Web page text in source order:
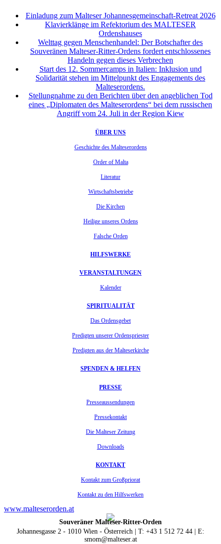
Einladung zum Malteser Johannesgemeinschaft-Retreat 2026
Klavierklänge im Refektorium des MALTESER
Ordenshauses
Welttag gegen Menschenhandel: Der Botschafter des
Souveränen Malteser-Ritter-Ordens fordert entschlossenes
Handeln gegen dieses Verbrechen
Start des 12. Sommercamps in Italien: Inklusion und
Solidarität stehen im Mittelpunkt des Engagements des
Malteserordens.
Stellungnahme zu den Berichten über den angeblichen Tod
eines „Diplomaten des Malteserordens“ bei dem russischen
Angriff vom 24. Juli in der Region Kiew
ÜBER UNS
Geschichte des Malteserordens
Order of Malta
Literatur
Wirtschaftsbetriebe
Die Kirchen
Heilige unseres Ordens
Falsche Orden
HILFSWERKE
VERANSTALTUNGEN
Kalender
SPIRITUALITÄT
Das Ordensgebet
Predigten unserer Ordenspriester
Predigten aus der Malteserkirche
SPENDEN & HELFEN
PRESSE
Presseaussendungen
Pressekontakt
Die Malteser Zeitung
Downloads
KONTAKT
Kontakt zum Großpriorat
Kontakt zu den Hilfswerken
www.malteserorden.at
Souveräner Malteser-Ritter-Orden
Johannesgasse 2 - 1010 Wien - Österreich | T: +43 1 512 72 44 | E:
smom@malteser.at